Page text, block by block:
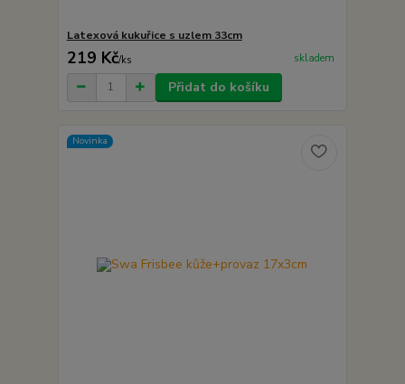
Latexová kukuřice s uzlem 33cm
219 Kč/ks skladem
Přidat do košíku
Novinka